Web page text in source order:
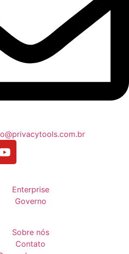
Enterprise
Governo
Sobre nós
Contato